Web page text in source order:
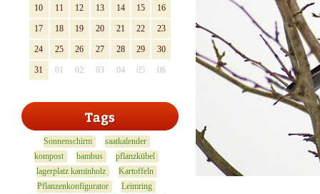
10 11 12 13 14 15 16
17 18 19 20 21 22 23
24 25 26 27 28 29 30
31 01 02 03 04 05 06
Tags
Sonnenschirm
saatkalender
kompost
bambus
pflanzkübel
lagerplatz kaminholz
Kartoffeln
Pflanzenkonfigurator
Leimring